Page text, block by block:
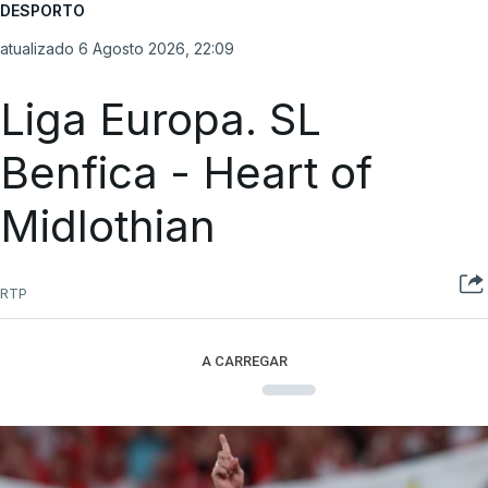
DESPORTO
atualizado 6 Agosto 2026, 22:09
Liga Europa. SL
Benfica - Heart of
Midlothian
RTP
A CARREGAR